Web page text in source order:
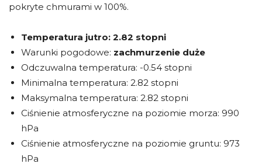
pokryte chmurami w 100%.
Temperatura jutro: 2.82 stopni
Warunki pogodowe: zachmurzenie duże
Odczuwalna temperatura: -0.54 stopni
Minimalna temperatura: 2.82 stopni
Maksymalna temperatura: 2.82 stopni
Ciśnienie atmosferyczne na poziomie morza: 990
hPa
Ciśnienie atmosferyczne na poziomie gruntu: 973
hPa